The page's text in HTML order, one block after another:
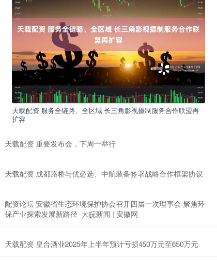
天载配资 服务全链路、全区域 长三角影视摄制服务合作联盟再
扩容
天载配资 重要发布会，下周一举行
天载配资 成都路桥与优必选、中航装备签署战略合作框架协议
配资论坛 安徽省生态环境保护协会召开四届一次理事会 聚焦环
保产业探索发展新路径_大皖新闻 | 安徽网
天载配资 皇台酒业2025年上半年预计亏损450万元至650万元